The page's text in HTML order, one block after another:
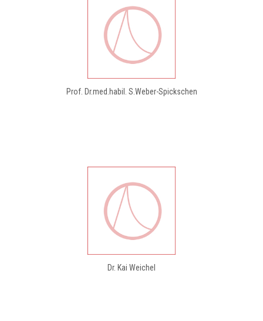
Prof. Dr.med.habil. S.Weber-Spickschen
Dr. Kai Weichel